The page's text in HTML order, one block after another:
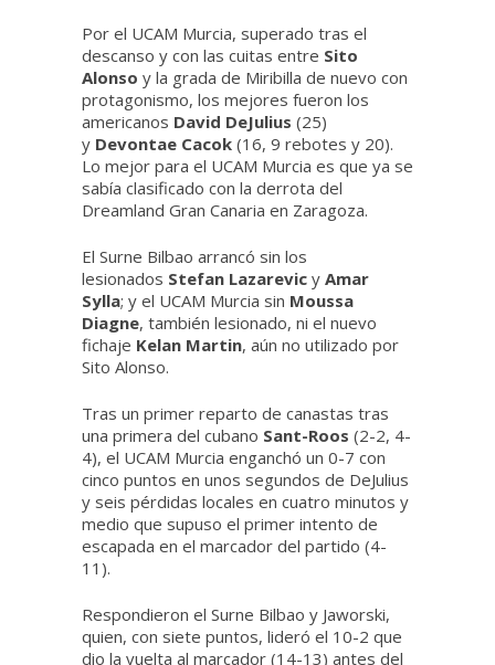
Por el UCAM Murcia, superado tras el
descanso y con las cuitas entre Sito
Alonso y la grada de Miribilla de nuevo con
protagonismo, los mejores fueron los
americanos David DeJulius (25)
y Devontae Cacok (16, 9 rebotes y 20).
Lo mejor para el UCAM Murcia es que ya se
sabía clasificado con la derrota del
Dreamland Gran Canaria en Zaragoza.
El Surne Bilbao arrancó sin los
lesionados Stefan Lazarevic y Amar
Sylla; y el UCAM Murcia sin Moussa
Diagne, también lesionado, ni el nuevo
fichaje Kelan Martin, aún no utilizado por
Sito Alonso.
Tras un primer reparto de canastas tras
una primera del cubano Sant-Roos (2-2, 4-
4), el UCAM Murcia enganchó un 0-7 con
cinco puntos en unos segundos de DeJulius
y seis pérdidas locales en cuatro minutos y
medio que supuso el primer intento de
escapada en el marcador del partido (4-
11).
Respondieron el Surne Bilbao y Jaworski,
quien, con siete puntos, lideró el 10-2 que
dio la vuelta al marcador (14-13) antes del